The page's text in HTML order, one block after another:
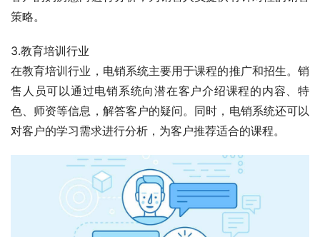
策略。
3.教育培训行业
在教育培训行业，电销系统主要用于课程的推广和招生。销
售人员可以通过电销系统向潜在客户介绍课程的内容、特
色、师资等信息，解答客户的疑问。同时，电销系统还可以
对客户的学习需求进行分析，为客户推荐适合的课程。